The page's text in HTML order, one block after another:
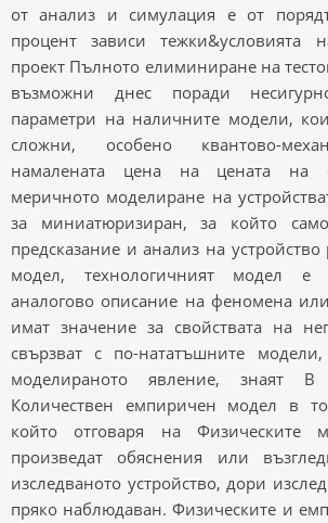
от анализ и симулация е от
процент зависи тежки&условията
проект Пълното елиминиране на
възможни днес поради
параметри на наличните модели,
сложни, особено квантово-
намалената цена на цената на
меричното моделиране на
за миниатюризиран, за който
предсказание и анализ на
модел, технологичният модел е
аналогово описание на феномена
имат значение за свойствата на
свързват с по-нататъшните
моделираното явление, знаят В
Количествен емпиричен модел в
който отговаря на Физическите
произведат обяснения или
изследваното устройство, дори
пряко наблюдаван. Физическите и